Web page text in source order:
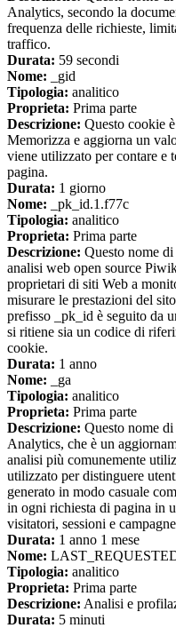
Analytics, secondo la
frequenza delle richieste,
traffico.
Durata: 59 secondi
Nome: _gid
Tipologia: analitico
Proprieta: Prima parte
Descrizione: Questo cookie
Memorizza e aggiorna un
viene utilizzato per contare e
pagina.
Durata: 1 giorno
Nome: _pk_id.1.f77c
Tipologia: analitico
Proprieta: Prima parte
Descrizione: Questo nome
analisi web open source
proprietari di siti Web a
misurare le prestazioni del
prefisso _pk_id è seguito da
si ritiene sia un codice di
cookie.
Durata: 1 anno
Nome: _ga
Tipologia: analitico
Proprieta: Prima parte
Descrizione: Questo nome
Analytics, che è un
analisi più comunemente
utilizzato per distinguere
generato in modo casuale
in ogni richiesta di pagina in
visitatori, sessioni e
Durata: 1 anno 1 mese
Nome:
Tipologia: analitico
Proprieta: Prima parte
Descrizione: Analisi e
Durata: 5 minuti